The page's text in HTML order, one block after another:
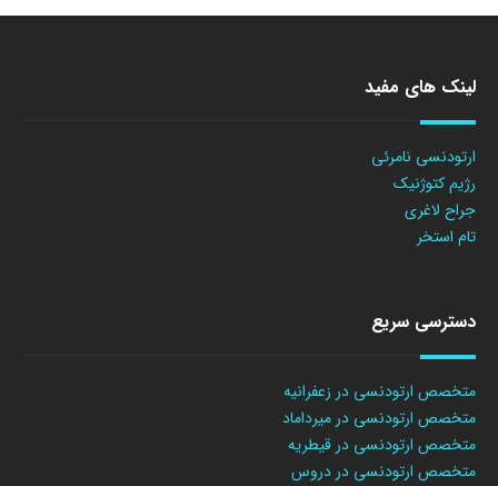
لینک های مفید
ارتودنسی نامرئی
رژیم کتوژنیک
جراح لاغری
تام استخر
دسترسی سریع
متخصص ارتودنسی در زعفرانیه
متخصص ارتودنسی در میرداماد
متخصص ارتودنسی در قیطریه
متخصص ارتودنسی در دروس